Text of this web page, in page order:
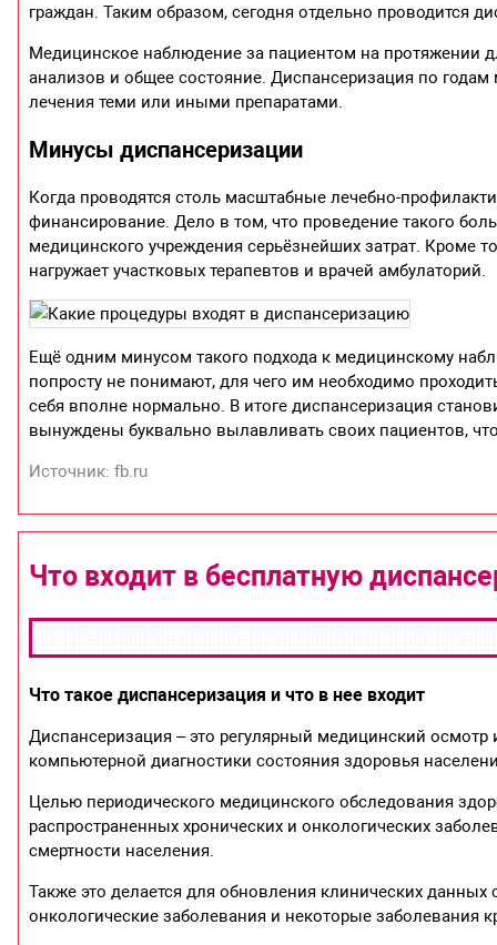
граждан. Таким образом, сегодня отдельно проводится
Медицинское наблюдение за пациентом на протяжении
анализов и общее состояние. Диспансеризация по
лечения теми или иными препаратами.
Минусы диспансеризации
Когда проводятся столь масштабные лечебно-
финансирование. Дело в том, что проведение такого
медицинского учреждения серьёзнейших затрат. Кроме
нагружает участковых терапевтов и врачей амбулаторий.
Ещё одним минусом такого подхода к медицинскому
попросту не понимают, для чего им необходимо
себя вполне нормально. В итоге диспансеризация
вынуждены буквально вылавливать своих пациентов,
Источник: fb.ru
Что входит в бесплатную
Что такое диспансеризация и что в нее входит
Диспансеризация – это регулярный медицинский
компьютерной диагностики состояния здоровья
Целью периодического медицинского обследования
распространенных хронических и онкологических
смертности населения.
Также это делается для обновления клинических
онкологические заболевания и некоторые заболевания